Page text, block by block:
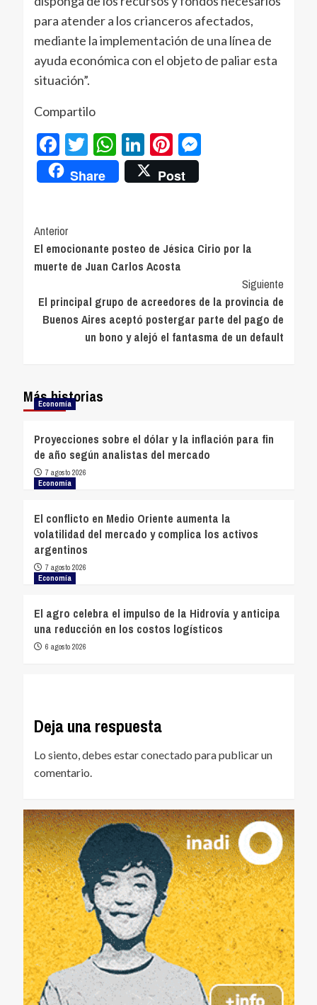
para atender a los crianceros afectados,
mediante la implementación de una línea de
ayuda económica con el objeto de paliar esta
situación”.
Compartilo
Facebook
Twitter
WhatsApp
LinkedIn
Pinterest
Messenger
Share Post
Navegación
de
entradas
Anterior
El emocionante posteo de Jésica Cirio por la
muerte de Juan Carlos Acosta
Siguiente
El principal grupo de acreedores de la provincia de
Buenos Aires aceptó postergar parte del pago de
un bono y alejó el fantasma de un default
Más historias
Economía
Proyecciones sobre el dólar y la inflación para fin
de año según analistas del mercado
7 agosto 2026
Economía
El conflicto en Medio Oriente aumenta la
volatilidad del mercado y complica los activos
argentinos
7 agosto 2026
Economía
El agro celebra el impulso de la Hidrovía y anticipa
una reducción en los costos logísticos
6 agosto 2026
Deja una respuesta
Lo siento, debes estarconectado para publicar un
comentario.